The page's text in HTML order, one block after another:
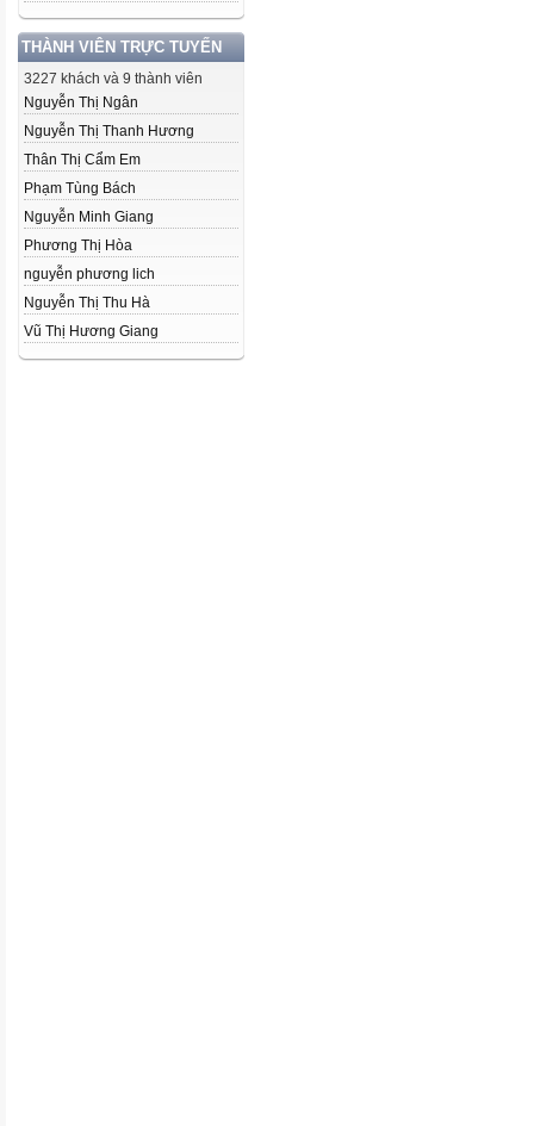
THÀNH VIÊN TRỰC TUYẾN
3227 khách và 9 thành viên
Nguyễn Thị Ngân
Nguyễn Thị Thanh Hương
Thân Thị Cẩm Em
Phạm Tùng Bách
Nguyễn Minh Giang
Phương Thị Hòa
nguyễn phương lich
Nguyễn Thị Thu Hà
Vũ Thị Hương Giang